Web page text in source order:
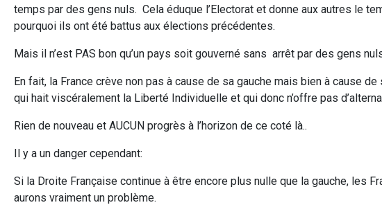
temps par des gens nuls. Cela éduque l’Electorat et donne aux autres le
pourquoi ils ont été battus aux élections précédentes.
Mais il n’est PAS bon qu’un pays soit gouverné sans arrêt par des gens
En fait, la France crève non pas à cause de sa gauche mais bien à cause
qui hait viscéralement la Liberté Individuelle et qui donc n’offre pas
Rien de nouveau et AUCUN progrès à l’horizon de ce coté là..
Il y a un danger cependant:
Si la Droite Française continue à être encore plus nulle que la gauche, les
aurons vraiment un problème.